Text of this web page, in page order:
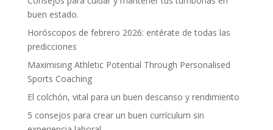
buen estado.
Horóscopos de febrero 2026: entérate de todas las
predicciones
Maximising Athletic Potential Through Personalised
Sports Coaching
El colchón, vital para un buen descanso y rendimiento
5 consejos para crear un buen currículum sin